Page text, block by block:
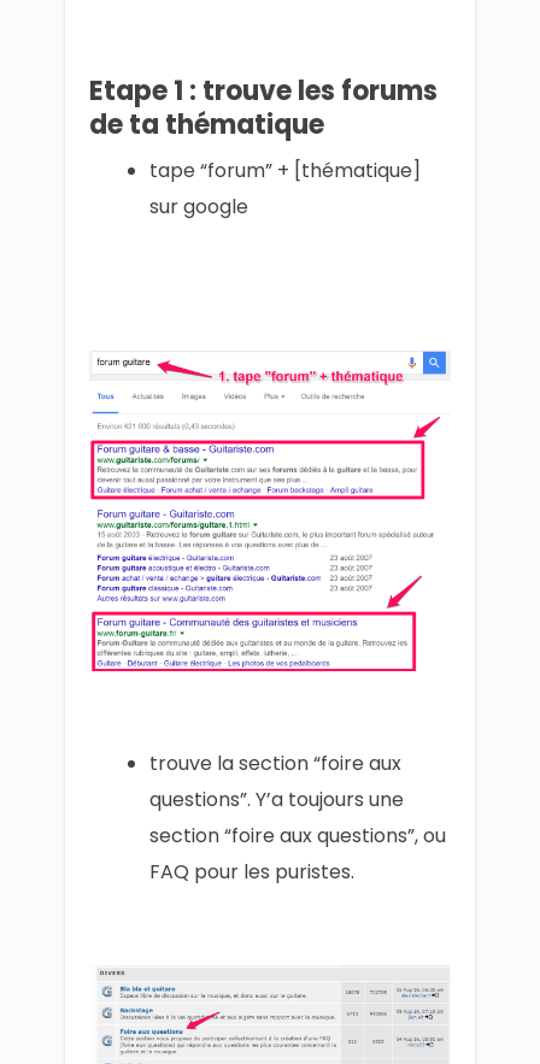
Etape 1 : trouve les forums
de ta thématique
tape “forum” + [thématique]
sur google
trouve la section “foire aux
questions”. Y’a toujours une
section “foire aux questions”, ou
FAQ pour les puristes.